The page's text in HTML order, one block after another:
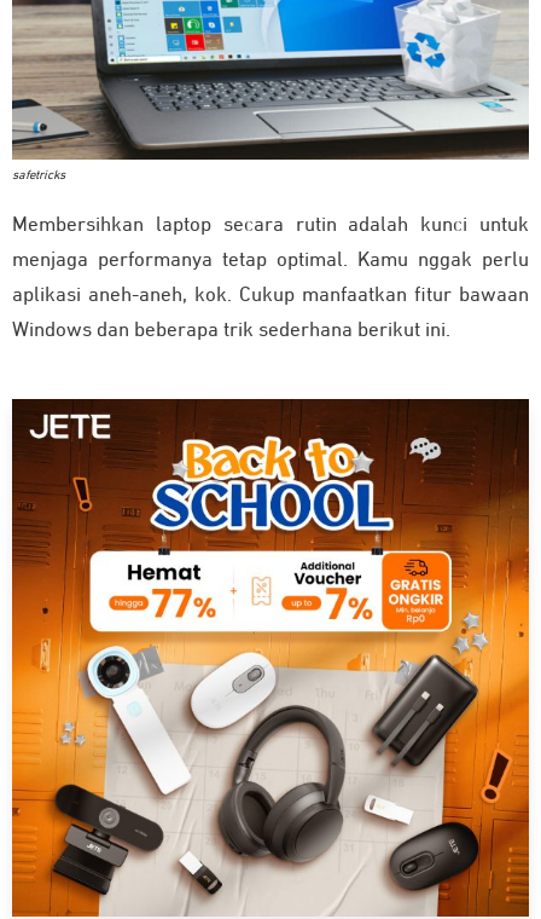
safetricks
Membersihkan laptop secara rutin adalah kunci untuk
menjaga performanya tetap optimal. Kamu nggak perlu
aplikasi aneh-aneh, kok. Cukup manfaatkan fitur bawaan
Windows dan beberapa trik sederhana berikut ini.